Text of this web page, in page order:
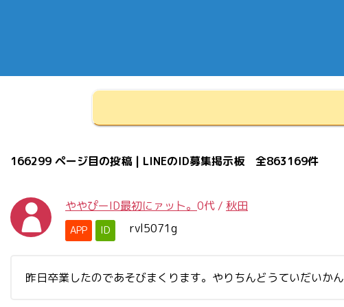
166299 ページ目の投稿 | LINEのID募集掲示板 全863169件
ややぴーID最初にァッ卜。 0代 / 秋田
APP ID rvl5071g
昨日卒業したのであそびまくります。やりちんどうていだいか